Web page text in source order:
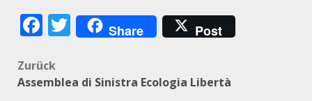
Facebook
Twitter
Share Post
Beitragsnavigation
Zurück
Assemblea di Sinistra Ecologia Libertà